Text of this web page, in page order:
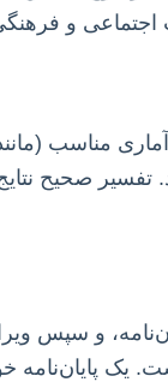
اجتماعی و
صحیح
و سپس
یک پایان‌نامه